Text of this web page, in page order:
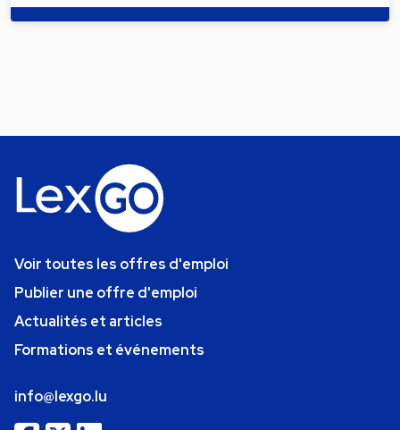
Voir toutes les offres d'emploi
Publier une offre d'emploi
Actualités et articles
Formations et événements
info@lexgo.lu